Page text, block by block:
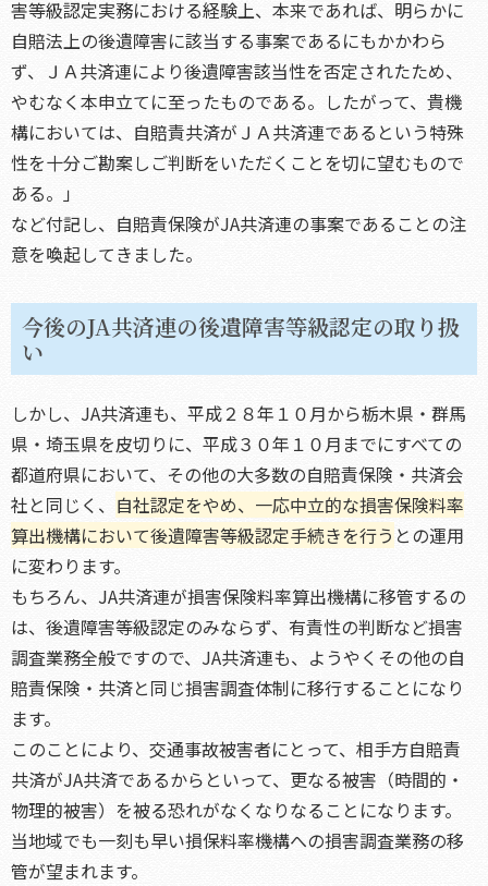
害等級認定実務における経験上、本来であれば、明らかに
自賠法上の後遺障害に該当する事案であるにもかかわら
ず、ＪＡ共済連により後遺障害該当性を否定されたため、
やむなく本申立てに至ったものである。したがって、貴機
構においては、自賠責共済がＪＡ共済連であるという特殊
性を十分ご勘案しご判断をいただくことを切に望むもので
ある。」
など付記し、自賠責保険がJA共済連の事案であることの注
意を喚起してきました。
今後のJA共済連の後遺障害等級認定の取り扱
い
しかし、JA共済連も、平成２８年１０月から栃木県・群馬
県・埼玉県を皮切りに、平成３０年１０月までにすべての
都道府県において、その他の大多数の自賠責保険・共済会
社と同じく、 自社認定をやめ、一応中立的な損害保険料率
算出機構において後遺障害等級認定手続きを行う との運用
に変わります。
もちろん、JA共済連が損害保険料率算出機構に移管するの
は、後遺障害等級認定のみならず、有責性の判断など損害
調査業務全般ですので、JA共済連も、ようやくその他の自
賠責保険・共済と同じ損害調査体制に移行することになり
ます。
このことにより、交通事故被害者にとって、相手方自賠責
共済がJA共済であるからといって、更なる被害（時間的・
物理的被害）を被る恐れがなくなりなることになります。
当地域でも一刻も早い損保料率機構への損害調査業務の移
管が望まれます。